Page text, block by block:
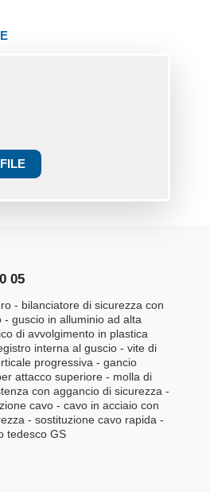
05
- bilanciatore di sicurezza con
- guscio in alluminio ad alta
di avvolgimento in plastica
interna al guscio - vite di
progressiva - gancio
attacco superiore - molla di
con aggancio di sicurezza -
cavo - cavo in acciaio con
- sostituzione cavo rapida -
tedesco GS